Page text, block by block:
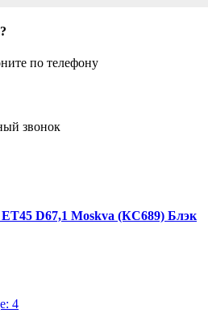
по телефону
звонок
ET45 D67,1 Moskva (КС689) Блэк
4